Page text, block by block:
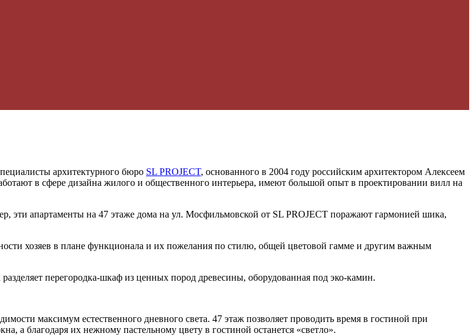
архитектурного бюро SL PROJECT, основанного в 2004 году российским архитектором Алексеем
в сфере дизайна жилого и общественного интерьера, имеют большой опыт в проектировании вилл на
эти апартаменты на 47 этаже дома на ул. Мосфильмовской от SL PROJECT поражают гармонией шика,
хозяев в плане функционала и их пожелания по стилю, общей цветовой гамме и другим важным
перегородка-шкаф из ценных пород древесины, оборудованная под эко-камин.
максимум естественного дневного света. 47 этаж позволяет проводить время в гостиной при
а благодаря их нежному пастельному цвету в гостиной останется «светло».